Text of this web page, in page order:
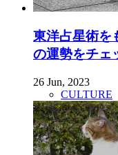
東洋占星術を
の運勢をチェ
26 Jun, 2023
CULTURE